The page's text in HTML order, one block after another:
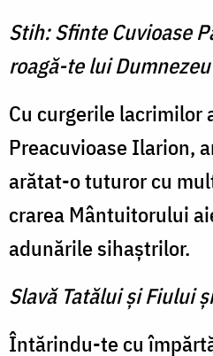
Stih: Sfinte Cuvioase
roagă-te lui
Cu curgerile lacrimilor
Preacuvioase Ilarion,
arătat-o tu­turor cu
crarea Mântuitorului
adunările sihaştrilor.
Slavă Tatălui şi Fiului
Întărindu-te cu